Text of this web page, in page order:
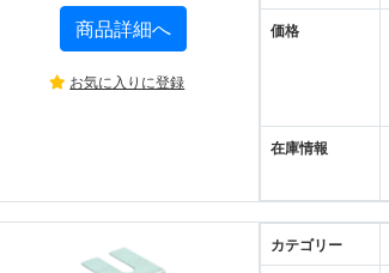
商品詳細へ
お気に入りに登録
価格
在庫情報
カテゴリー